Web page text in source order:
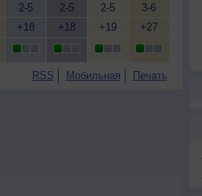
2-5
+18
2-5
+18
2-5
+19
3-6
+27
RSS Мобильная Печать